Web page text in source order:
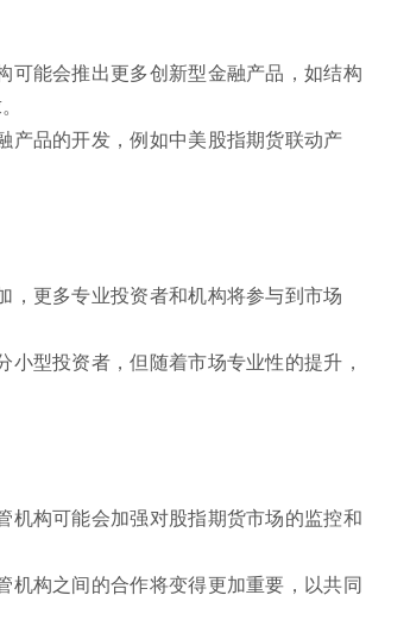
可能会推出更多创新型金融产品，如结构
产品的开发，例如中美股指期货联动产
，更多专业投资者和机构将参与到市场
型投资者，但随着市场专业性的提升，
机构可能会加强对股指期货市场的监控和
机构之间的合作将变得更加重要，以共同